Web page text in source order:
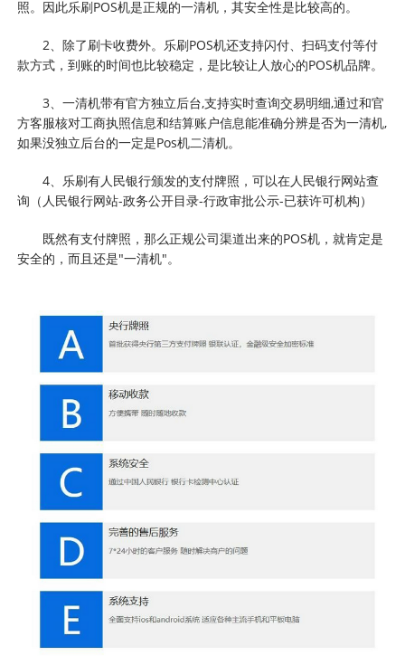
照。因此乐刷POS机是正规的一清机，其安全性是比较高的。
2、除了刷卡收费外。乐刷POS机还支持闪付、扫码支付等付
款方式，到账的时间也比较稳定，是比较让人放心的POS机品牌。
3、一清机带有官方独立后台,支持实时查询交易明细,通过和官
方客服核对工商执照信息和结算账户信息能准确分辨是否为一清机,
如果没独立后台的一定是Pos机二清机。
4、乐刷有人民银行颁发的支付牌照，可以在人民银行网站查
询（人民银行网站-政务公开目录-行政审批公示-已获许可机构）
既然有支付牌照，那么正规公司渠道出来的POS机，就肯定是
安全的，而且还是"一清机"。